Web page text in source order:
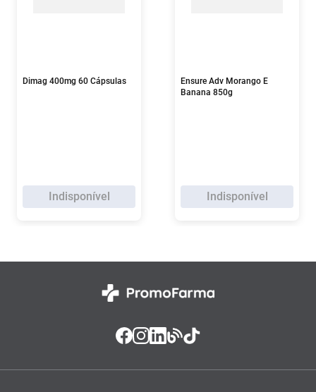
Dimag 400mg 60 Cápsulas
Indisponível
Ensure Adv Morango E
Banana 850g
Indisponível